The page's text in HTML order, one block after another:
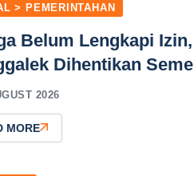
> PEMERINTAHAN
Belum Lengkapi
Dihentikan
2026
MORE